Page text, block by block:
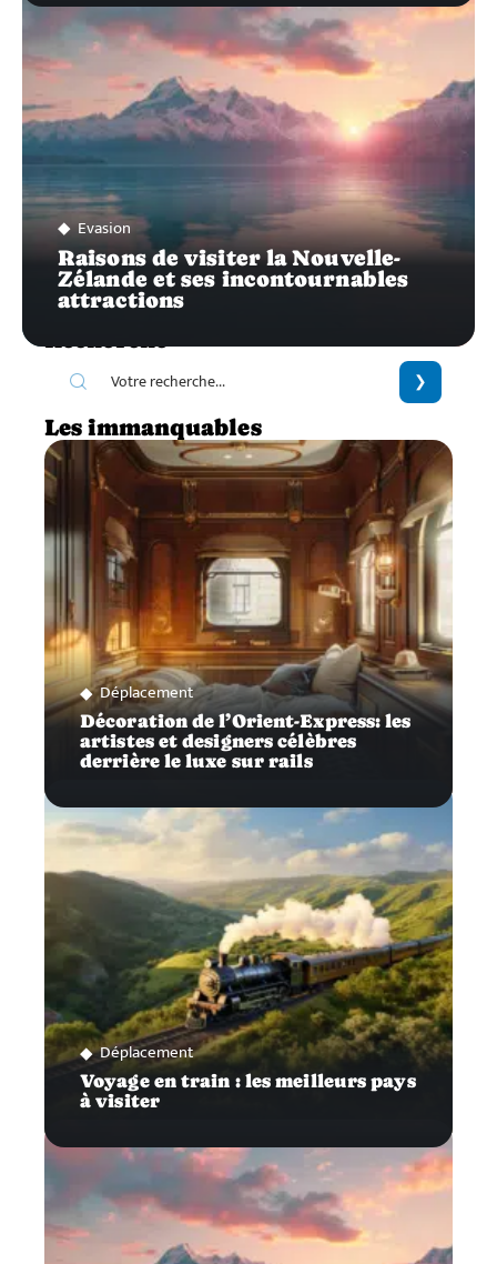
Evasion
Raisons de visiter la Nouvelle-
Zélande et ses incontournables
attractions
Recherche
Les immanquables
Déplacement
Décoration de l’Orient-Express: les
artistes et designers célèbres
derrière le luxe sur rails
Déplacement
Voyage en train : les meilleurs pays
à visiter